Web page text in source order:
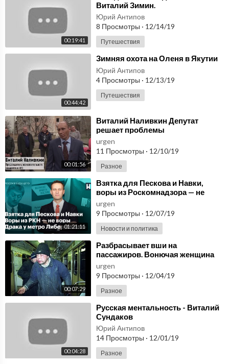
00:19:41
Виталий Зимин.
Юрий Антипов
8 Просмотры · 12/14/19
Путешествия
00:44:42
⁣Зимняя охота на Оленя в Якутии
Юрий Антипов
4 Просмотры · 12/13/19
Путешествия
00:01:56
⁣Виталий Наливкин Депутат
решает проблемы
urgen
11 Просмотры · 12/10/19
Разное
01:21:11
⁣Взятка для Пескова и Навки,
воры из Роскомнадзора — не
воры и «Драка у метро
Либеральная»
urgen
9 Просмотры · 12/07/19
Новости и политика
00:07:29
⁣Разбрасывает вши на
пассажиров. Вонючая женщина
бомж в московском метро.
Реакция людей. Что делать?
urgen
9 Просмотры · 12/04/19
Разное
00:04:28
⁣Русская ментальность - Виталий
Сундаков
Юрий Антипов
14 Просмотры · 12/01/19
Разное